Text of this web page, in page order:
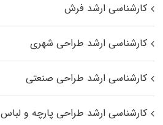
کارشناسی ارشد فرش
کارشناسی ارشد طراحی شهری
کارشناسی ارشد طراحی صنعتی
کارشناسی ارشد طراحی پارچه و لباس